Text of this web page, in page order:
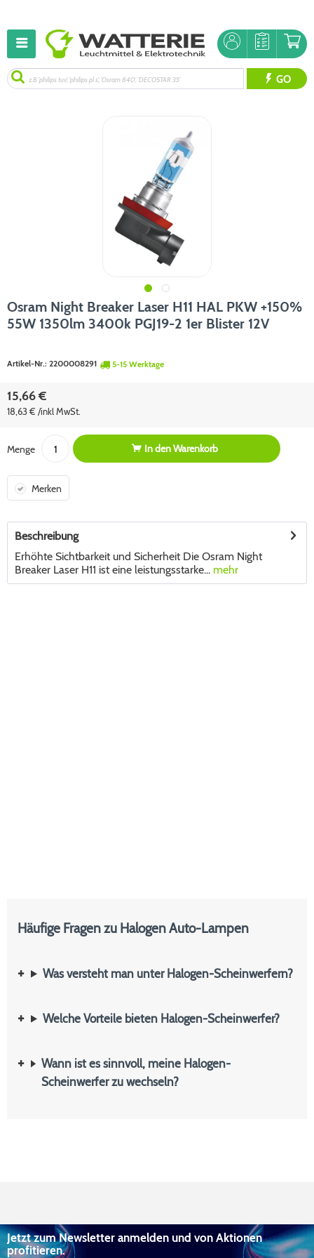
GO
Osram Night Breaker Laser H11 HAL PKW +150%
55W 1350lm 3400k PGJ19-2 1er Blister 12V
Artikel-Nr.: 2200008291 5-15 Werktage
15,66 €
18,63 € /inkl MwSt.
Menge In denWarenkorb
Merken
Beschreibung
Erhöhte Sichtbarkeit und Sicherheit Die Osram Night
Breaker Laser H11 ist eine leistungsstarke... mehr
Häufige Fragen zu Halogen Auto-Lampen
Was versteht man unter Halogen-Scheinwerfern?
Welche Vorteile bieten Halogen-Scheinwerfer?
Wann ist es sinnvoll, meine Halogen-
Scheinwerfer zu wechseln?
Jetzt zum Newsletter anmelden und von Aktionen
profitieren.